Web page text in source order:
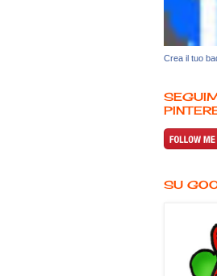
Crea il tuo
SU